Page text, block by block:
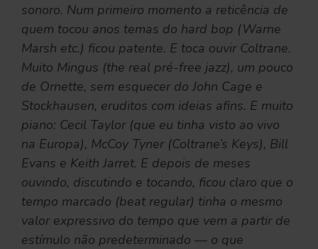
sonoro. Num primeiro momento a reticência de
quem tocou anos temas do hard bop (Warne
Marsh etc.) ficou patente. E toca ouvir Coltrane.
Muito Mingus (the real pré-free jazz), um pouco
de Ornette, sem esquecer do John Cage e
Stockhausen, eruditos com ideias afins. E muito
piano: Cecil Taylor (que eu tinha visto ao vivo
na Europa), McCoy Tyner (Coltrane’s Keys), Bill
Evans e Keith Jarret. E depois de meses
ouvindo, discutindo e tocando, ficou claro que o
tempo marcado (beat regular) tinha o mesmo
valor expressivo do tempo que vem a partir de
estímulo não predeterminado — o que